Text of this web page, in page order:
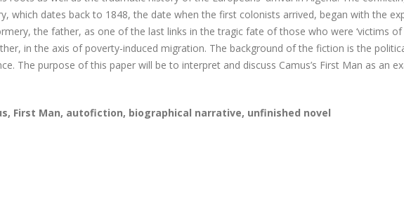
which dates back to 1848, the date when the first colonists arrived, began with the
the father, as one of the last links in the tragic fate of those who were ‘victims of
in the axis of poverty-induced migration. The background of the fiction is the
The purpose of this paper will be to interpret and discuss Camus’s First Man as an
First Man, autofiction, biographical narrative, unfinished novel